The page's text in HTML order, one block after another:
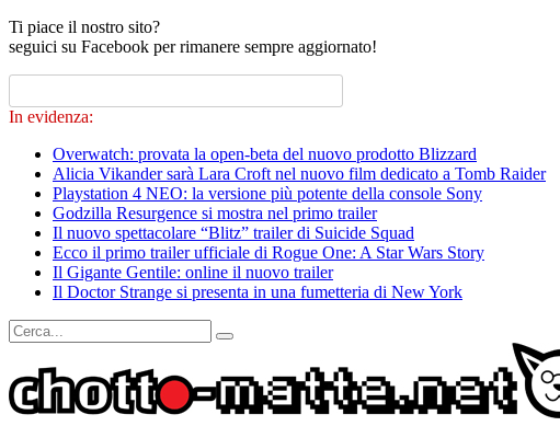
Ti piace il nostro sito?
seguici su Facebook per rimanere sempre aggiornato!
In evidenza:
Overwatch: provata la open-beta del nuovo prodotto Blizzard
Alicia Vikander sarà Lara Croft nel nuovo film dedicato a Tomb Raider
Playstation 4 NEO: la versione più potente della console Sony
Godzilla Resurgence si mostra nel primo trailer
Il nuovo spettacolare “Blitz” trailer di Suicide Squad
Ecco il primo trailer ufficiale di Rogue One: A Star Wars Story
Il Gigante Gentile: online il nuovo trailer
Il Doctor Strange si presenta in una fumetteria di New York